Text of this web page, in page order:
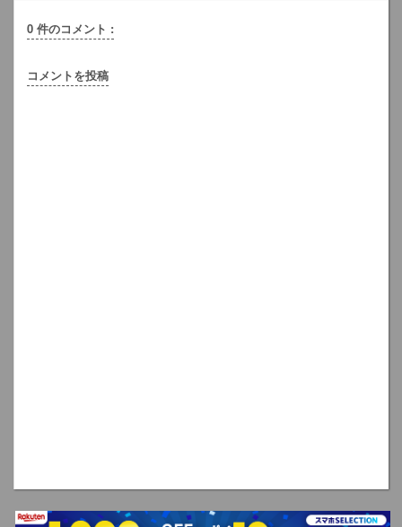
0 件のコメント :
コメントを投稿